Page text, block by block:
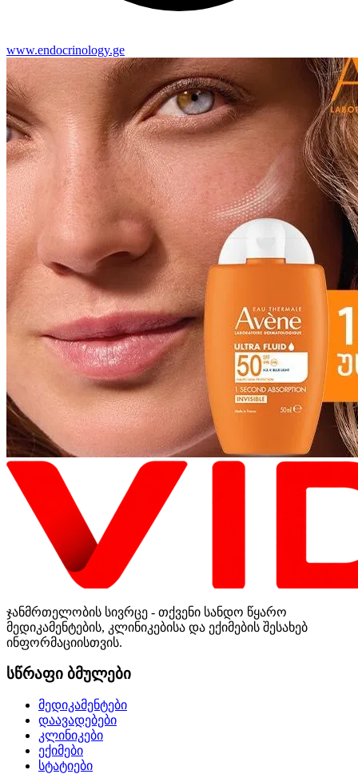
www.endocrinology.ge
ჯანმრთელობის სივრცე - თქვენი სანდო წყარო
მედიკამენტების, კლინიკებისა და ექიმების შესახებ
ინფორმაციისთვის.
სწრაფი ბმულები
მედიკამენტები
დაავადებები
კლინიკები
ექიმები
სტატიები